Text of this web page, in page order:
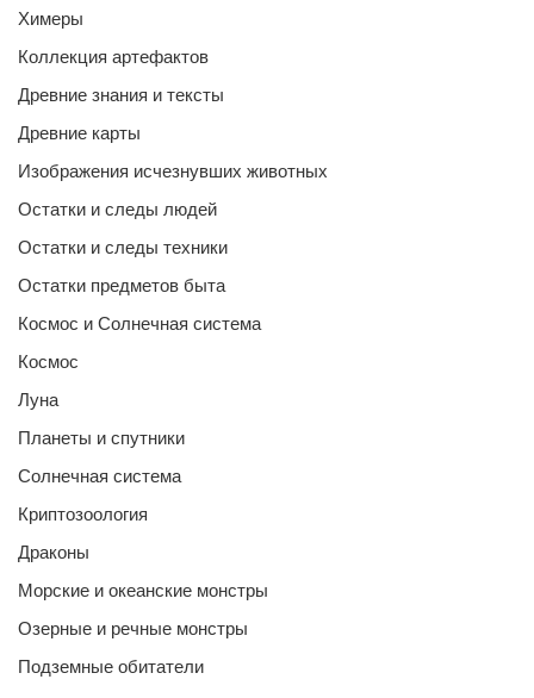
Химеры
Коллекция артефактов
Древние знания и тексты
Древние карты
Изображения исчезнувших животных
Остатки и следы людей
Остатки и следы техники
Остатки предметов быта
Космос и Солнечная система
Космос
Луна
Планеты и спутники
Солнечная система
Криптозоология
Драконы
Морские и океанские монстры
Озерные и речные монстры
Подземные обитатели